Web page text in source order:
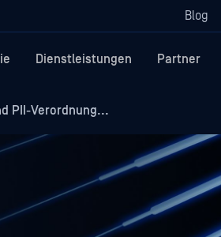
Blog
Dienstleistungen Partner
PII-Verordnung...